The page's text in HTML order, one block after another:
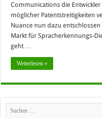
Communications die
möglicher Patentstreitigkeiten
Nuance nun dazu
Markt für Spracherkennungs-
geht …
Weiterlesen »